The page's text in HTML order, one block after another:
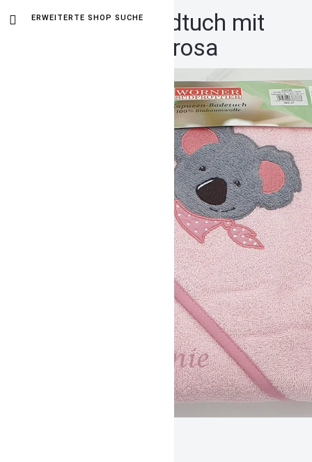
ERWEITERTE SHOP SUCHE
Kapuzenhandtuch mit
Name Koala rosa